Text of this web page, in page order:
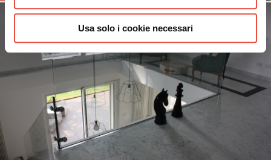
Usa solo i cookie necessari